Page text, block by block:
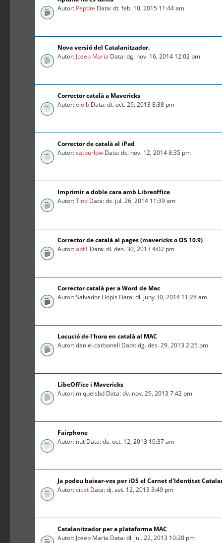
Autor: Pepote Data: dt. feb. 10, 2015 11:44 am
Nova versió del Catalanitzador.
Autor: Josep Maria Data: dg. nov. 16, 2014 12:02 pm
Corrector català a Mavericks
Autor:eloib Data: dt. oct. 29, 2013 8:38 pm
Corrector de català al iPad
Autor:catburlow Data: dc. nov. 12, 2014 8:35 pm
Imprimir a doble cara amb Libreoffice
Autor:Tino Data: ds. jul. 26, 2014 11:39 am
Corrector de català al pages (mavericks o OS 10.9)
Autor:abf1 Data: dl. des. 30, 2013 4:02 pm
Corrector català per a Word de Mac
Autor: Salvador Llopis Data: dl. juny 30, 2014 11:28 am
Locució de l'hora en català al MAC
Autor: daniel.carbonell Data: dg. des. 29, 2013 2:25 pm
LibeOffice i Mavericks
Autor: miquelsbd Data: dv. nov. 29, 2013 7:42 pm
Fairphone
Autor: nut Data: ds. oct. 12, 2013 10:37 am
Ja podeu baixar-vos per iOS el Carnet d'Identitat
Autor:cicat Data: dj. set. 12, 2013 3:49 pm
Catalanitzador per a plataforma MAC
Autor: Josep Maria Data: dl. jul. 22, 2013 10:28 pm